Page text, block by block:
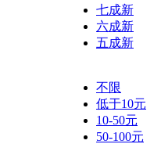
七成新
六成新
五成新
不限
低于10元
10-50元
50-100元